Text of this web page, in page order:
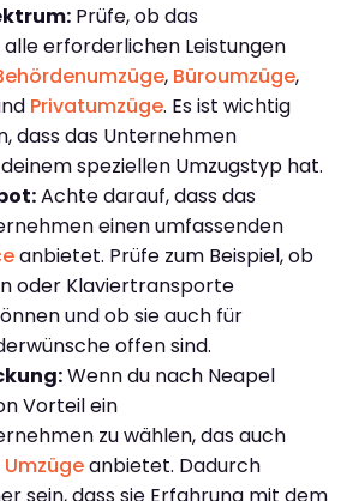
Prüfe, ob das
erforderlichen Leistungen
, Büroumzüge,
Privatumzüge. Es ist wichtig
dass das Unternehmen
speziellen Umzugstyp hat.
Achte darauf, dass das
einen umfassenden
anbietet. Prüfe zum Beispiel, ob
oder Klaviertransporte
und ob sie auch für
offen sind.
Wenn du nach Neapel
Vorteil ein
zu wählen, das auch
Umzügeanbietet. Dadurch
sein, dass sie Erfahrung mit dem